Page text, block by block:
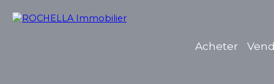
Acheter